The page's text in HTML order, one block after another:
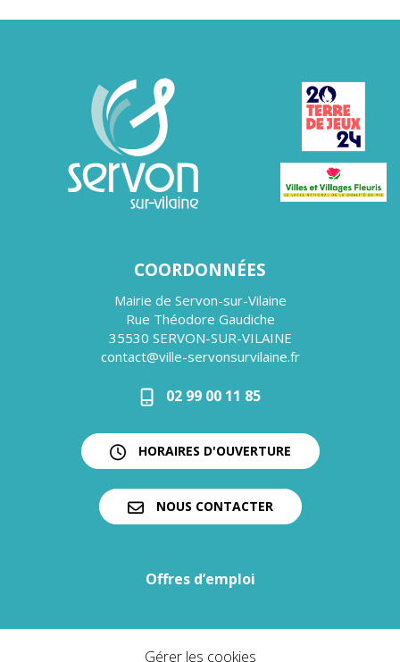
COORDONNÉES
Mairie de Servon-sur-Vilaine
Rue Théodore Gaudiche
35530 SERVON-SUR-VILAINE
contact@ville-servonsurvilaine.fr
02 99 00 11 85
HORAIRES D'OUVERTURE
NOUS CONTACTER
Offres d’emploi
Gérer les cookies